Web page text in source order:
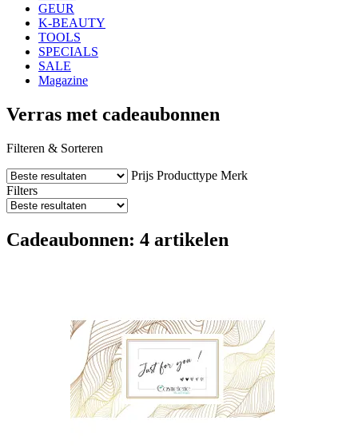
GEUR
K-BEAUTY
TOOLS
SPECIALS
SALE
Magazine
Verras met cadeaubonnen
Filteren & Sorteren
Prijs Producttype Merk
Filters
Cadeaubonnen: 4 artikelen